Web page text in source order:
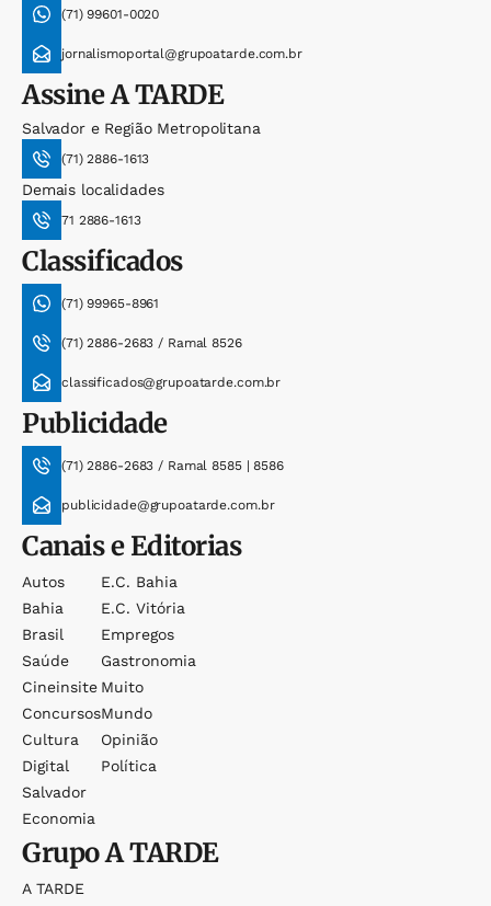
(71) 99601-0020
jornalismoportal@grupoatarde.com.br
AssineA TARDE
Salvador e Região Metropolitana
(71) 2886-1613
Demais localidades
71 2886-1613
Classificados
(71) 99965-8961
(71) 2886-2683 / Ramal 8526
classificados@grupoatarde.com.br
Publicidade
(71) 2886-2683 / Ramal 8585 | 8586
publicidade@grupoatarde.com.br
Canais e Editorias
Autos
Bahia
Brasil
Saúde
Cineinsite
Concursos
Cultura
Digital
Salvador
Economia
E.c. Bahia
E.c. Vitória
Empregos
Gastronomia
Muito
Mundo
Opinião
Política
GrupoA TARDE
A TARDE